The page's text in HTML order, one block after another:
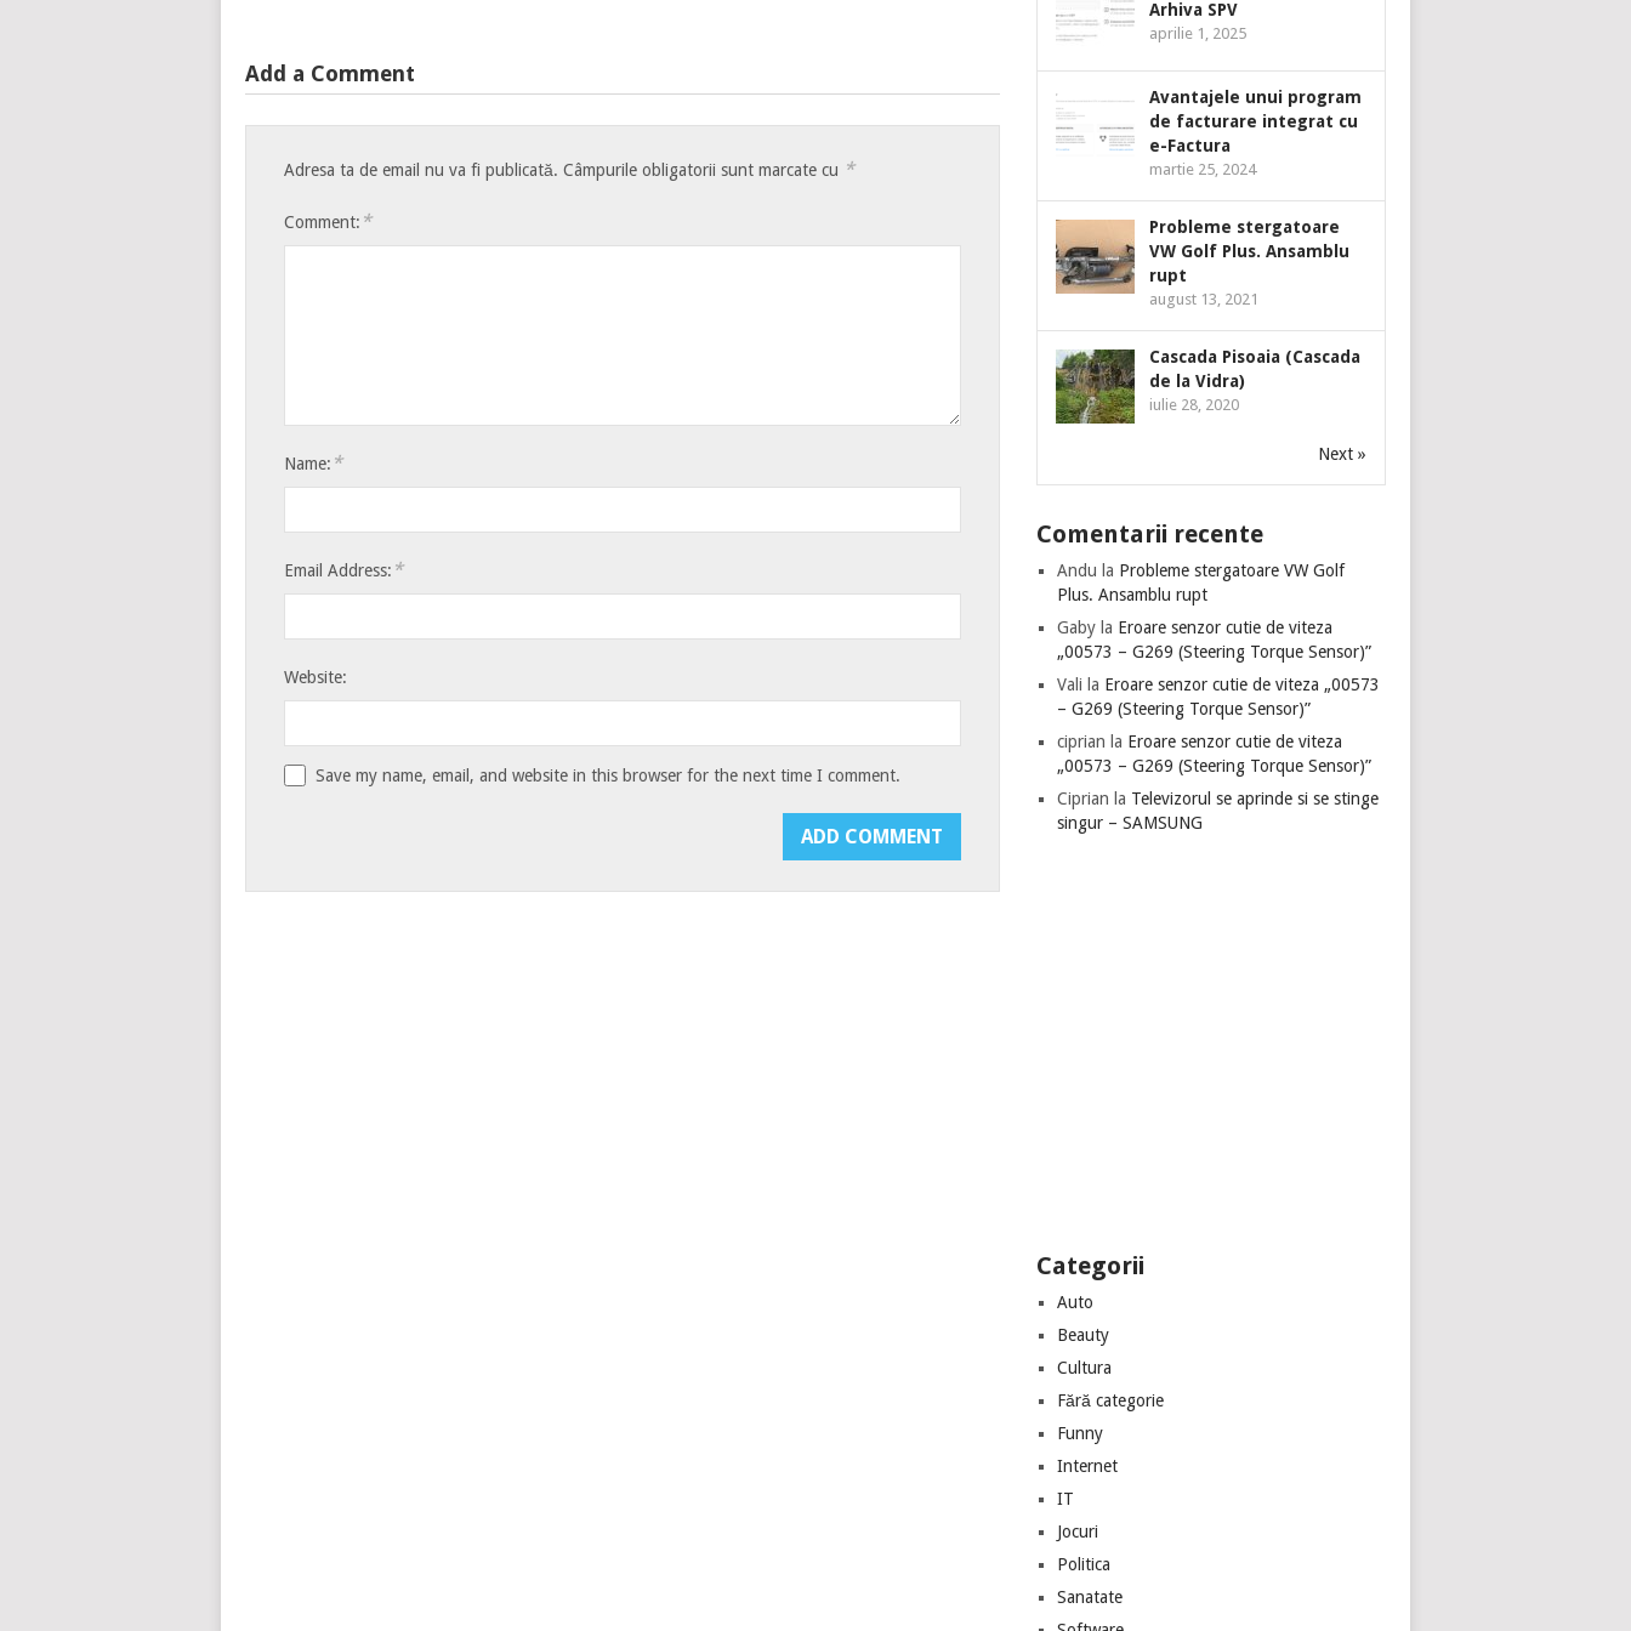
Add a Comment
Adresa ta de email nu va fi publicată. Câmpurile obligatorii sunt marcate cu *
Comment: *
Name: *
Email Address: *
Website:
Save my name, email, and website in this browser for the next time I comment.
Arhiva SPV
aprilie 1, 2025
Avantajele unui program
de facturare integrat cu
e-Factura
martie 25, 2024
Probleme stergatoare
VW Golf Plus. Ansamblu
rupt
august 13, 2021
Cascada Pisoaia (Cascada
de la Vidra)
iulie 28, 2020
Next »
Comentarii recente
Andu la Probleme stergatoare VW Golf
Plus. Ansamblu rupt
Gaby la Eroare senzor cutie de viteza
„00573 – G269 (Steering Torque Sensor)”
Vali la Eroare senzor cutie de viteza „00573
– G269 (Steering Torque Sensor)”
ciprian la Eroare senzor cutie de viteza
„00573 – G269 (Steering Torque Sensor)”
Ciprian la Televizorul se aprinde si se stinge
singur – SAMSUNG
Categorii
Auto
Beauty
Cultura
Fără categorie
Funny
Internet
IT
Jocuri
Politica
Sanatate